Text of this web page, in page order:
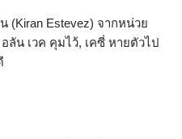
(Kiran Estevez) จากหน่วย
ลัน เวค คุมไว้, เคซี่ หายตัวไป